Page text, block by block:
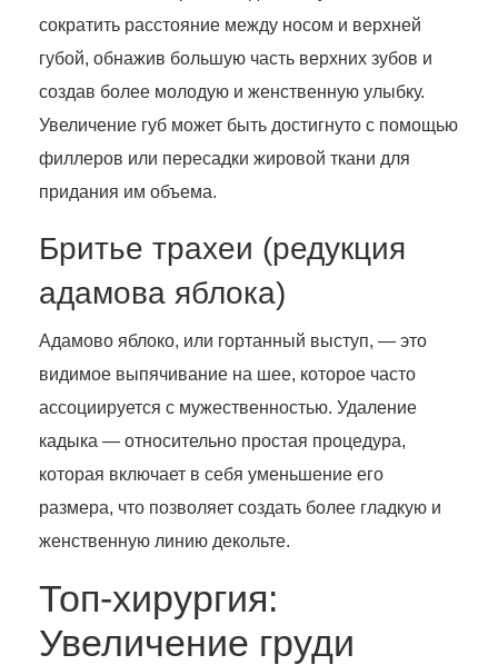
сократить расстояние между носом и верхней
губой, обнажив большую часть верхних зубов и
создав более молодую и женственную улыбку.
Увеличение губ может быть достигнуто с помощью
филлеров или пересадки жировой ткани для
придания им объема.
Бритье трахеи (редукция
адамова яблока)
Адамово яблоко, или гортанный выступ, — это
видимое выпячивание на шее, которое часто
ассоциируется с мужественностью. Удаление
кадыка — относительно простая процедура,
которая включает в себя уменьшение его
размера, что позволяет создать более гладкую и
женственную линию декольте.
Топ-хирургия:
Увеличение груди